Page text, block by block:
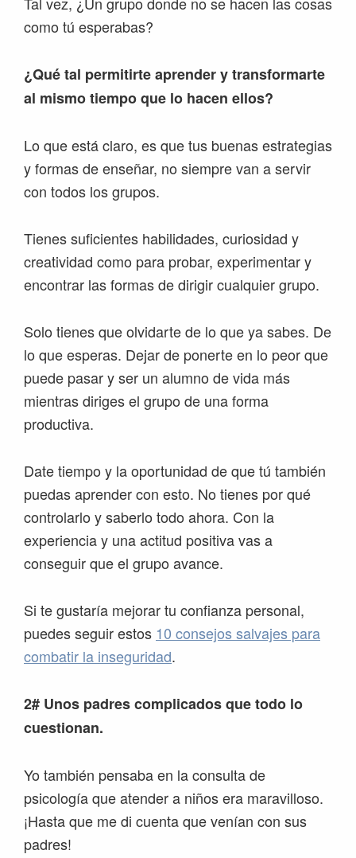
como tú esperabas?
¿Qué tal permitirte aprender y transformarte
al mismo tiempo que lo hacen ellos?
Lo que está claro, es que tus buenas estrategias
y formas de enseñar, no siempre van a servir
con todos los grupos.
Tienes suficientes habilidades, curiosidad y
creatividad como para probar, experimentar y
encontrar las formas de dirigir cualquier grupo.
Solo tienes que olvidarte de lo que ya sabes. De
lo que esperas. Dejar de ponerte en lo peor que
puede pasar y ser un alumno de vida más
mientras diriges el grupo de una forma
productiva.
Date tiempo y la oportunidad de que tú también
puedas aprender con esto. No tienes por qué
controlarlo y saberlo todo ahora. Con la
experiencia y una actitud positiva vas a
conseguir que el grupo avance.
Si te gustaría mejorar tu confianza personal,
puedes seguir estos 10 consejos salvajes para
combatir la inseguridad.
2# Unos padres complicados que todo lo
cuestionan.
Yo también pensaba en la consulta de
psicología que atender a niños era maravilloso.
¡Hasta que me di cuenta que venían con sus
padres!